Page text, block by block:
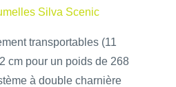
Silva Scenic
transportables (11
cm pour un poids de 268
à double charnière